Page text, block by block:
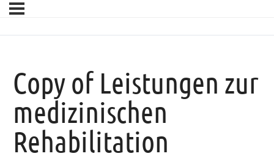
Copy of Leistungen zur
medizinischen
Rehabilitation